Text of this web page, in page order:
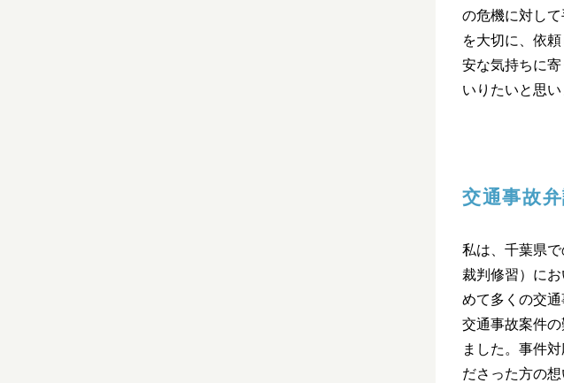
の危機に対し
を大切に、依
安な気持ちに
いりたいと思い
交通事故
私は、千葉県
裁判修習）に
めて多くの交通
交通事故案件
ました。事件
ださった方の